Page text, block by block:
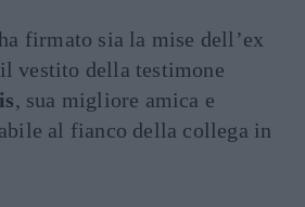
ha firmato sia la mise dell’ex
vestito della testimone
, sua migliore amica e
al fianco della collega in